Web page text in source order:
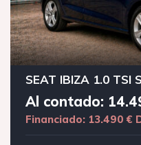
SEAT IBIZA 1.0 TSI
Al contado:
Financiado: 13.490 €